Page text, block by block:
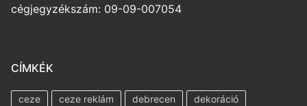
cégjegyzékszám: 09-09-007054
CÍMKÉK
ceze ceze reklám debrecen
dekoráció